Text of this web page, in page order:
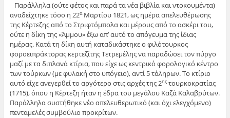
Παράλληλα (ούτε φέτος και παρά τα νέα βιβλία και ντοκουμέντα)
αναδείχτηκε τόσο η 22α Μαρτίου 1821, ως ημέρα απελευθέρωσης
της Κέρτεζης από το Στριφτόμπολα και μέρους από το ασκέρι του,
ούτε η δίκη της «Άμμου» έξω απ’ αυτό το απόγευμα της ίδιας
ημέρας. Κατά τη δίκη αυτή καταδικάστηκε ο φιλότουρκος
φοροειπράκτορας κερτεζίτης Τετρεμέλης να παραδώσει τον πύργο
μαζί με τα διπλανά κτίρια, που είχε ως κεντρικό φορολογικό κέντρο
των τούρκων (με φυλακή στο υπόγειο), αντί 5 τάληρων. Το κτίριο
αυτό είχε ανεγερθεί το αργότερο στις αρχές της 2ηςτουρκοκρατίας
(1715), όπου η Κέρτεζη ήταν η έδρα του μεγάλου Καζά Καλαβρύτων.
Παράλληλα συστήθηκε νέο απελευθερωτικό (και όχι ελεγχόμενο)
πενταμελές συμβούλιο προκρίτων.